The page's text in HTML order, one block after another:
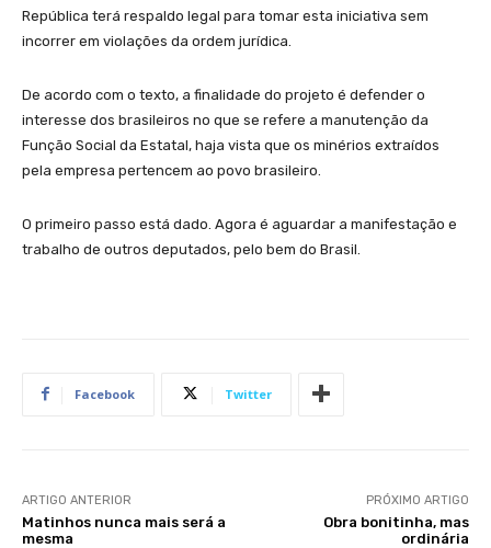
República terá respaldo legal para tomar esta iniciativa sem
incorrer em violações da ordem jurídica.
De acordo com o texto, a finalidade do projeto é defender o
interesse dos brasileiros no que se refere a manutenção da
Função Social da Estatal, haja vista que os minérios extraídos
pela empresa pertencem ao povo brasileiro.
O primeiro passo está dado. Agora é aguardar a manifestação e
trabalho de outros deputados, pelo bem do Brasil.
Facebook Twitter
ARTIGO ANTERIOR
Matinhos nunca mais será a
mesma
PRÓXIMO ARTIGO
Obra bonitinha, mas
ordinária